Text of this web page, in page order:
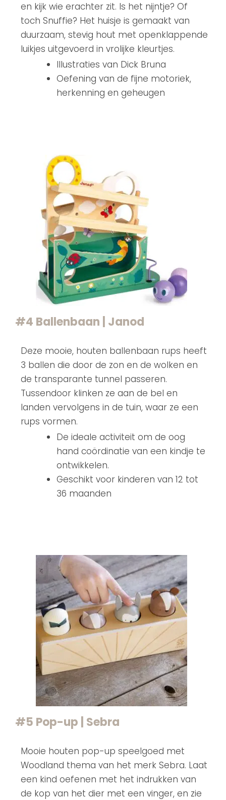
en kijk wie erachter zit. Is het nijntje? Of
toch Snuffie? Het huisje is gemaakt van
duurzaam, stevig hout met openklappende
luikjes uitgevoerd in vrolijke kleurtjes.
Illustraties van Dick Bruna
Oefening van de fijne motoriek,
herkenning en geheugen
#4 Ballenbaan | Janod
Deze mooie, houten ballenbaan rups heeft
3 ballen die door de zon en de wolken en
de transparante tunnel passeren.
Tussendoor klinken ze aan de bel en
landen vervolgens in de tuin, waar ze een
rups vormen.
De ideale activiteit om de oog
hand coördinatie van een kindje te
ontwikkelen.
Geschikt voor kinderen van 12 tot
36 maanden
#5 Pop-up | Sebra
Mooie houten pop-up speelgoed met
Woodland thema van het merk Sebra. Laat
een kind oefenen met het indrukken van
de kop van het dier met een vinger, en zie